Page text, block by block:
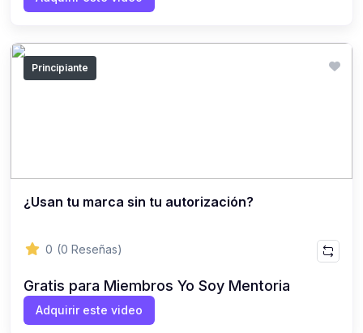
Principiante
¿Usan tu marca sin tu autorización?
0 (0 Reseñas)
Gratis para Miembros Yo Soy Mentoria
Adquirir este video